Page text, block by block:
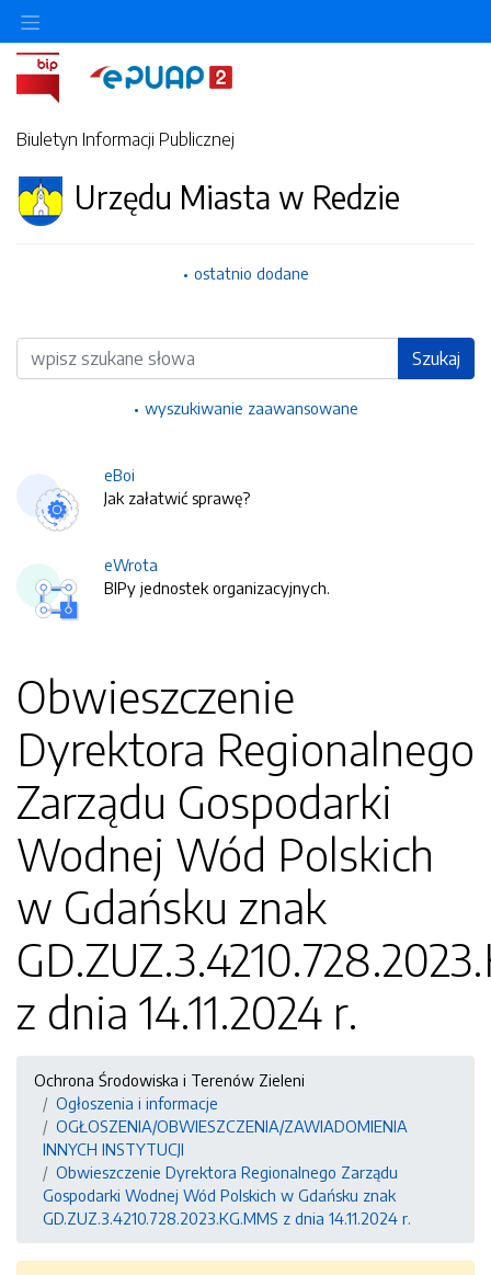
Biuletyn Informacji Publicznej
Urzędu Miasta w Redzie
ostatnio dodane
Wyszukiwarka Szukaj
wyszukiwanie zaawansowane
eBoi
Jak załatwić sprawę?
eWrota
BIPy jednostek organizacyjnych.
Obwieszczenie
Dyrektora Regionalnego
Zarządu Gospodarki
Wodnej Wód Polskich
w Gdańsku znak
z dnia 14.11.2024 r.
Ochrona Środowiska i Terenów Zieleni
Ogłoszenia i informacje
OGŁOSZENIA/OBWIESZCZENIA/ZAWIADOMIENIA
INNYCH INSTYTUCJI
Obwieszczenie Dyrektora Regionalnego Zarządu
Gospodarki Wodnej Wód Polskich w Gdańsku znak
GD.ZUZ.3.4210.728.2023.KG.MMS z dnia 14.11.2024 r.